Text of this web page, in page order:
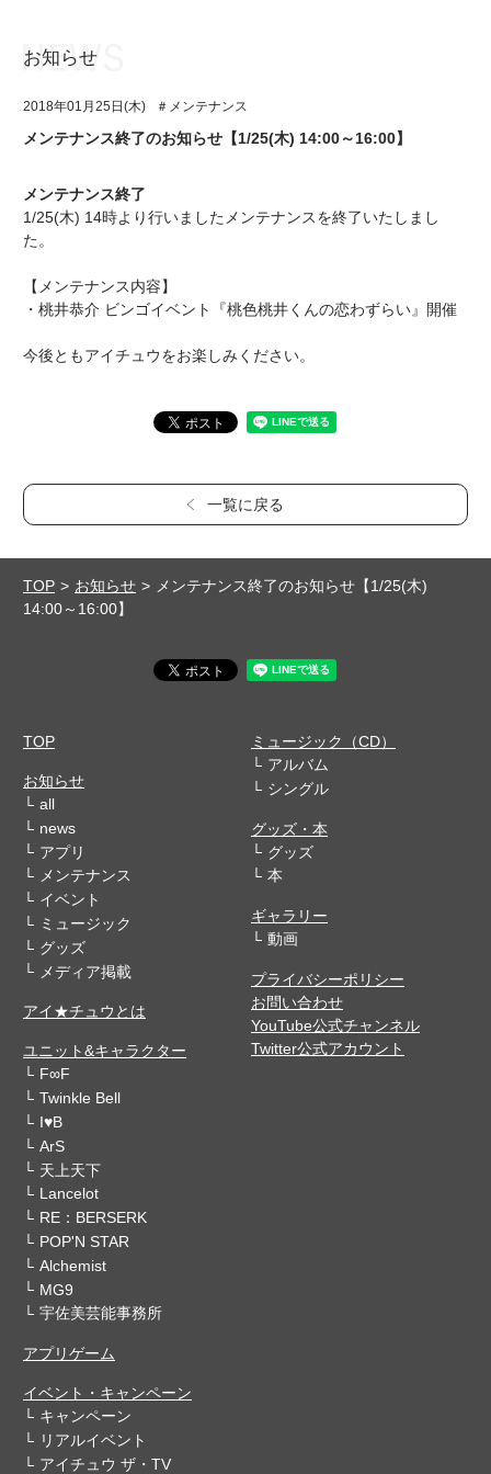
アプリゲーム
ミュージック
ユニット&キャラクター
イベント・キャンペーン
お知らせ
2018年01月25日(木) ＃メンテナンス
メンテナンス終了のお知らせ【1/25(木) 14:00～16:00】
メンテナンス終了
1/25(木) 14時より行いましたメンテナンスを終了いたしまし
た。
【メンテナンス内容】
・桃井恭介 ビンゴイベント『桃色桃井くんの恋わずらい』開催
今後ともアイチュウをお楽しみください。
一覧に戻る
TOP お知らせ
メンテナンス終了のお知らせ【1/25(木)
14:00～16:00】
TOP
お知らせ
all
news
アプリ
メンテナンス
イベント
ミュージック
グッズ
メディア掲載
アイ★チュウとは
ユニット&キャラクター
F∞F
Twinkle Bell
I♥B
ArS
天上天下
Lancelot
RE：BERSERK
POP'N STAR
Alchemist
MG9
宇佐美芸能事務所
アプリゲーム
イベント・キャンペーン
キャンペーン
リアルイベント
アイチュウ ザ・TV
ミュージック（CD）
アルバム
シングル
グッズ・本
グッズ
本
ギャラリー
動画
プライバシーポリシー
お問い合わせ
YouTube公式チャンネル
Twitter公式アカウント